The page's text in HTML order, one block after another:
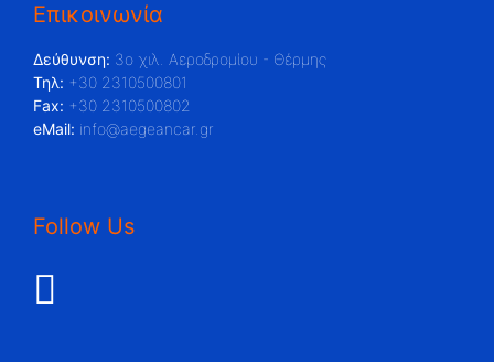
Επικοινωνία
Δεύθυνση: 3ο χιλ. Αεροδρομίου - Θέρμης
Τηλ: +30 2310500801
Fax: +30 2310500802
eMail: info@aegeancar.gr
Follow Us